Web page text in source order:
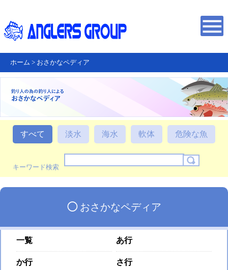
ホーム > おさかなペディア
すべて 淡水 海水 軟体 危険な魚
キーワード検索
◯おさかなペディア
一覧 あ行
か行 さ行